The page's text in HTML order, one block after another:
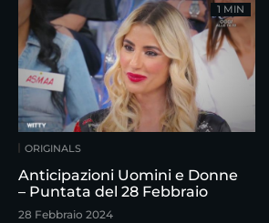
ORIGINALS
Anticipazioni Uomini e Donne
– Puntata del 28 Febbraio
28 Febbraio 2024
1 MIN